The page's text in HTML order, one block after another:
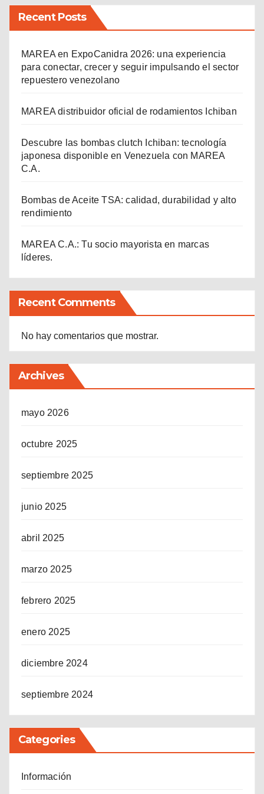
Recent Posts
MAREA en ExpoCanidra 2026: una experiencia
para conectar, crecer y seguir impulsando el sector
repuestero venezolano
MAREA distribuidor oficial de rodamientos Ichiban
Descubre las bombas clutch Ichiban: tecnología
japonesa disponible en Venezuela con MAREA
C.A.
Bombas de Aceite TSA: calidad, durabilidad y alto
rendimiento
MAREA C.A.: Tu socio mayorista en marcas
líderes.
Recent Comments
No hay comentarios que mostrar.
Archives
mayo 2026
octubre 2025
septiembre 2025
junio 2025
abril 2025
marzo 2025
febrero 2025
enero 2025
diciembre 2024
septiembre 2024
Categories
Información